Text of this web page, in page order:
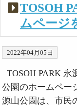
TOSOH
ムページ
2022年04月05日
TOSOH PARK
公園のホームペー
源山公園は、市民